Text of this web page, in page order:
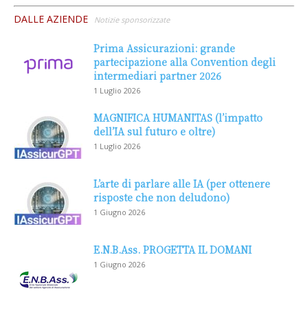
DALLE AZIENDE Notizie sponsorizzate
Prima Assicurazioni: grande
partecipazione alla Convention degli
intermediari partner 2026
1 Luglio 2026
MAGNIFICA HUMANITAS (l’impatto
dell’IA sul futuro e oltre)
1 Luglio 2026
L’arte di parlare alle IA (per ottenere
risposte che non deludono)
1 Giugno 2026
E.N.B.Ass. PROGETTA IL DOMANI
1 Giugno 2026